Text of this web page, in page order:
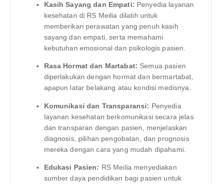
Kasih Sayang dan Empati: Penyedia layanan
kesehatan di RS Meilia dilatih untuk
memberikan perawatan yang penuh kasih
sayang dan empati, serta memahami
kebutuhan emosional dan psikologis pasien.
Rasa Hormat dan Martabat: Semua pasien
diperlakukan dengan hormat dan bermartabat,
apapun latar belakang atau kondisi medisnya.
Komunikasi dan Transparansi: Penyedia
layanan kesehatan berkomunikasi secara jelas
dan transparan dengan pasien, menjelaskan
diagnosis, pilihan pengobatan, dan prognosis
mereka dengan cara yang mudah dipahami.
Edukasi Pasien: RS Meilia menyediakan
sumber daya pendidikan bagi pasien untuk